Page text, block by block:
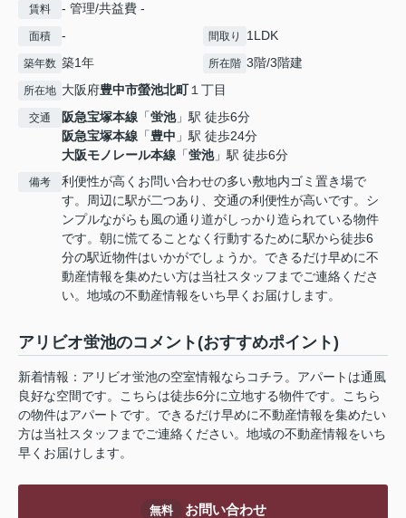
賃料 - 管理/共益費 -
面積 - 間取り 1LDK
築年数 築1年 所在階 3階/3階建
所在地 大阪府豊中市螢池北町１丁目
交通 阪急宝塚本線 「蛍池」駅 徒歩6分
阪急宝塚本線 「豊中 」駅 徒歩24分
大阪モノレール本線 「蛍池」駅 徒歩6分
備考
利便性が高くお問い合わせの多い敷地内ゴミ置き場で
す。周辺に駅が二つあり、交通の利便性が高いです。シ
ンプルながらも風の通り道がしっかり造られている物件
です。朝に慌てることなく行動するために駅から徒歩6
分の駅近物件はいかがでしょうか。できるだけ早めに不
動産情報を集めたい方は当社スタッフまでご連絡くださ
い。地域の不動産情報をいち早くお届けします。
アリビオ蛍池のコメント(おすすめポイント)
新着情報：アリビオ蛍池の空室情報ならコチラ。アパートは通風
良好な空間です。こちらは徒歩6分に立地する物件です。こちら
の物件はアパートです。できるだけ早めに不動産情報を集めたい
方は当社スタッフまでご連絡ください。地域の不動産情報をいち
早くお届けします。
無料 お問い合わせ